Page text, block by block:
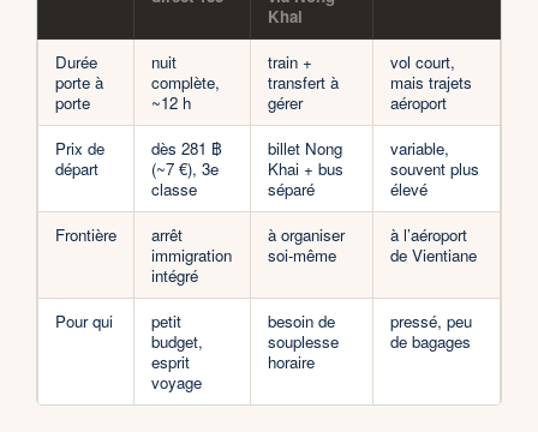
Khai
Durée
porte à
porte
nuit
complète,
~12 h
train +
transfert à
gérer
vol court,
mais trajets
aéroport
Prix de
départ
dès 281 ฿
(~7 €), 3e
classe
billet Nong
Khai + bus
séparé
variable,
souvent plus
élevé
Frontière
arrêt
immigration
intégré
à organiser
soi-même
à l’aéroport
de Vientiane
Pour qui
petit
budget,
esprit
voyage
besoin de
souplesse
horaire
pressé, peu
de bagages